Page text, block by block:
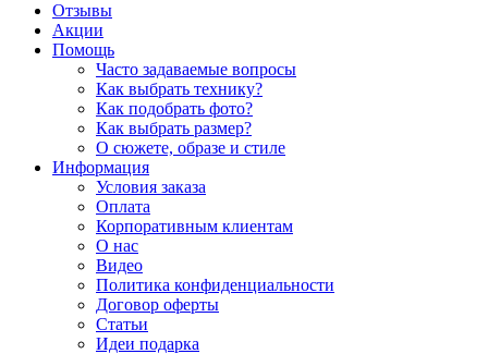
Отзывы
Акции
Помощь
Часто задаваемые вопросы
Как выбрать технику?
Как подобрать фото?
Как выбрать размер?
О сюжете, образе и стиле
Информация
Условия заказа
Оплата
Корпоративным клиентам
О нас
Видео
Политика конфиденциальности
Договор оферты
Статьи
Идеи подарка